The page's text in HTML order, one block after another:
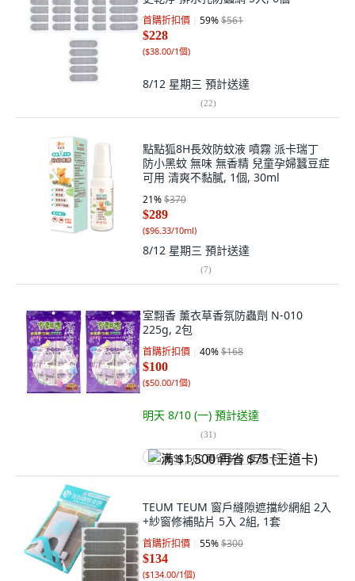
首購折扣價 59%$561
$228
($38.00/1個)
8/12 星期三 預計送達
(22)
點點狐8H長效防蚊液 噴霧 派卡瑞丁
防小黑蚊 無味 無香精 兒童孕婦蠶豆症
可用 清爽不黏膩, 1個, 30ml
21%$370
$289
($96.33/10ml)
8/12 星期三 預計送達
(7)
室翲香 薰衣草香氛防蟲劑 N-010
225g, 2包
首購折扣價 40%$168
$100
($50.00/1個)
明天 8/10 (一) 預計送達
(31)
满 $1,500 再省 $75 (王道卡)
TEUM TEUM 窗戶縫隙遮擋紗網組 2入
+紗窗修補貼片 5入 2組, 1套
首購折扣價 55%$300
$134
($134.00/1個)